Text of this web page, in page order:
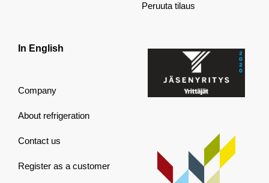
Peruuta tilaus
In English
Company
About refrigeration
Contact us
Register as a customer